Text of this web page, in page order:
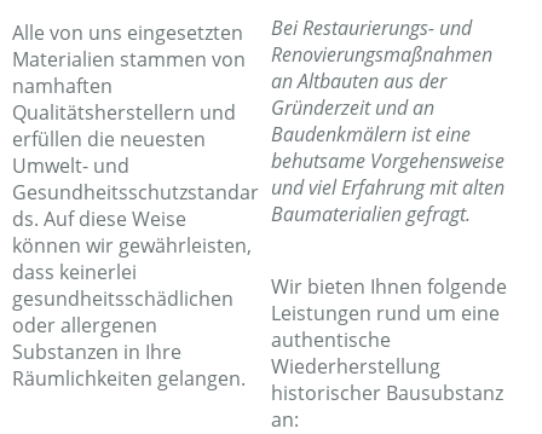
Alle von uns eingesetzten
Materialien stammen von
namhaften
Qualitätsherstellern und
erfüllen die neuesten
Umwelt- und
Gesundheitsschutzstandar
ds. Auf diese Weise
können wir gewährleisten,
dass keinerlei
gesundheitsschädlichen
oder allergenen
Substanzen in Ihre
Räumlichkeiten gelangen.
Bei Restaurierungs- und
Renovierungsmaßnahmen
an Altbauten aus der
Gründerzeit und an
Baudenkmälern ist eine
behutsame Vorgehensweise
und viel Erfahrung mit alten
Baumaterialien gefragt.
Wir bieten Ihnen folgende
Leistungen rund um eine
authentische
Wiederherstellung
historischer Bausubstanz
an: